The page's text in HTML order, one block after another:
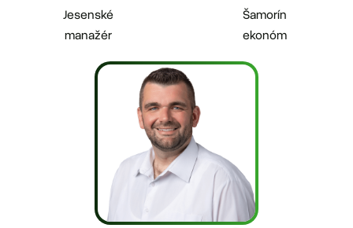
Jesenské
manažér
Šamorín
ekonóm